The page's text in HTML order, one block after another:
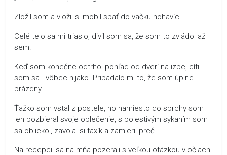
Zložil som a vložil si mobil späť do vačku nohavíc.
Celé telo sa mi triaslo, divil som sa, že som to zvládol až
sem.
Keď som konečne odtrhol pohľad od dverí na izbe, cítil
som sa...vôbec nijako. Pripadalo mi to, že som úplne
prázdny.
Ťažko som vstal z postele, no namiesto do sprchy som
len pozbieral svoje oblečenie, s bolestivým sykaním som
sa obliekol, zavolal si taxík a zamieril preč.
Na recepcii sa na mňa pozerali s veľkou otázkou v očiach